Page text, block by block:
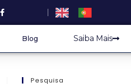
Blog Saiba Mais
Pesquisa